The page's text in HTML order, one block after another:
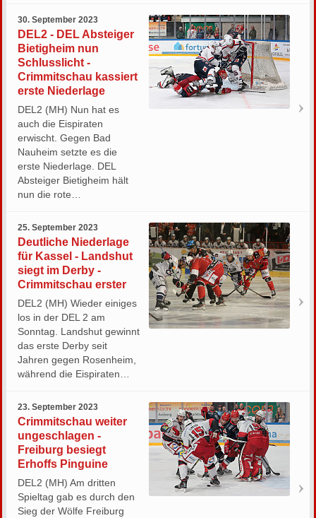
30. September 2023
DEL2 - DEL Absteiger
Bietigheim nun
Schlusslicht -
Crimmitschau kassiert
erste Niederlage
DEL2 (MH) Nun hat es
auch die Eispiraten
erwischt. Gegen Bad
Nauheim setzte es die
erste Niederlage. DEL
Absteiger Bietigheim hält
nun die rote…
25. September 2023
Deutliche Niederlage
für Kassel - Landshut
siegt im Derby -
Crimmitschau erster
DEL2 (MH) Wieder einiges
los in der DEL 2 am
Sonntag. Landshut gewinnt
das erste Derby seit
Jahren gegen Rosenheim,
während die Eispiraten…
23. September 2023
Crimmitschau weiter
ungeschlagen -
Freiburg besiegt
Erhoffs Pinguine
DEL2 (MH) Am dritten
Spieltag gab es durch den
Sieg der Wölfe Freiburg